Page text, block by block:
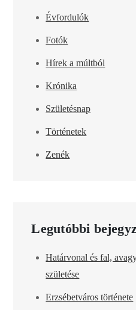
Évfordulók
Fotók
Hírek a múltból
Krónika
Születésnap
Történetek
Zenék
Legutóbbi
Határvonal és fal,
születése
Erzsébetváros története